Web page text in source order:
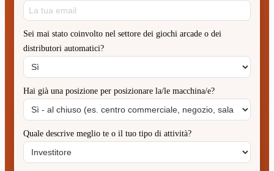
Sei mai stato coinvolto nel settore dei giochi arcade o dei
distributori automatici?
Hai già una posizione per posizionare la/le macchina/e?
Quale descrive meglio te o il tuo tipo di attività?